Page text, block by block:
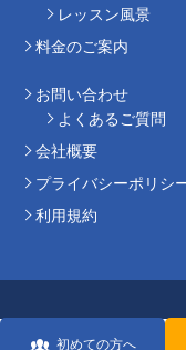
初めての方へ
レッスン風景
料⾦のご案内
お問い合わせ
よくあるご質問
会社概要
プライバシーポリシ
利用規約